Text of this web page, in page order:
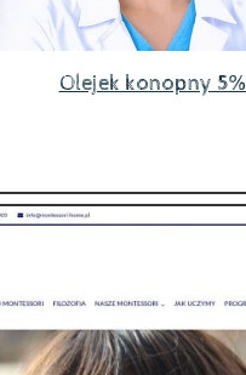
Olejek konopny 5%